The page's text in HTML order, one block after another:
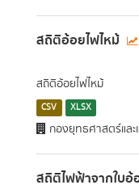
สถิติอ้อยไฟไหม้
สถิติอ้อยไฟไหม้
CSV XLSX
กองยุทธศาสตร์แล
สถิติไฟฟ้าจากใบอ้